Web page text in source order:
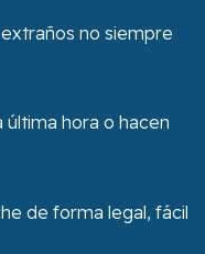
no siempre
hora o hacen
de forma legal, fácil